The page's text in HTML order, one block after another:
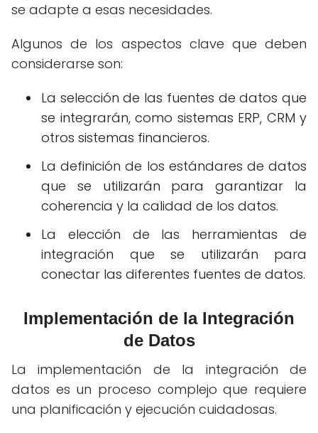
se adapte a esas necesidades.
Algunos de los aspectos clave que deben
considerarse son:
La selección de las fuentes de datos que
se integrarán, como sistemas ERP, CRM y
otros sistemas financieros.
La definición de los estándares de datos
que se utilizarán para garantizar la
coherencia y la calidad de los datos.
La elección de las herramientas de
integración que se utilizarán para
conectar las diferentes fuentes de datos.
Implementación de la Integración
de Datos
La implementación de la integración de
datos es un proceso complejo que requiere
una planificación y ejecución cuidadosas.